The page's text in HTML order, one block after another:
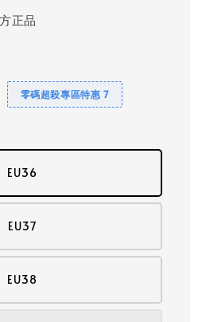
正品
零碼超殺專區特惠 7
EU36
EU37
EU38